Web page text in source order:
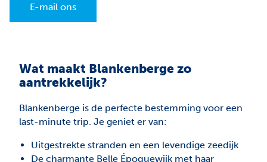
E-mail ons
Wat maakt Blankenberge zo
aantrekkelijk?
Blankenberge is de perfecte bestemming voor een
last-minute trip. Je geniet er van:
Uitgestrekte stranden en een levendige zeedijk
De charmante Belle Époquewijk met haar